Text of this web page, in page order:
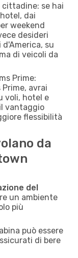
cittadine: se hai
dai
weekend
desideri
su
di veicoli da
Prime:
avrai
voli, hotel e
vantaggio
flessibilità
da
del
un ambiente
più
può essere
di bere